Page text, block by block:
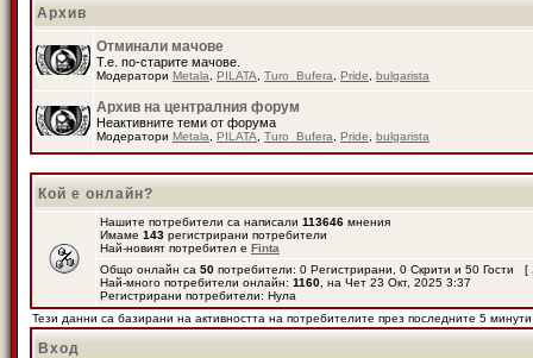
Архив
Отминали мачове
Т.е. по-старите мачове.
Модератори Metala PILATA Turo_Bufera Pride bulgarista
Архив на централния форум
Неактивните теми от форума
Модератори Metala PILATA Turo_Bufera Pride bulgarista
Кой е онлайн?
Нашите потребители са написали 113646 мнения
Имаме 143 регистрирани потребители
Най-новият потребител е Finta
Общо онлайн са 50 потребители: 0 Регистрирани, 0 Скрити и 50 Гости [
Най-много потребители онлайн: 1160 , на Чет 23 Окт, 2025 3:37
Регистрирани потребители: Нула
Тези данни са базирани на активността на потребителите през последните 5 минути
Вход